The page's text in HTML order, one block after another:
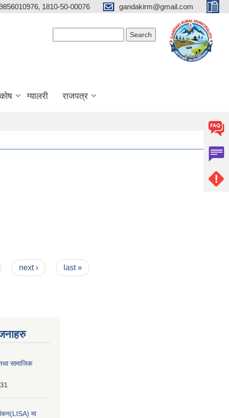
1810-50-00076 gandakirm@gmail.com
ग्यालरी राजपत्र
next › last »
सामाजिक
मा